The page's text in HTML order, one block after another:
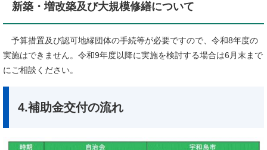
新築・増改築及び大規模修繕について
予算措置及び認可地縁団体の手続等が必要ですので、令和8年度の
実施はできません。令和9年度以降に実施を検討する場合は6月末まで
にご相談ください。
4.補助金交付の流れ